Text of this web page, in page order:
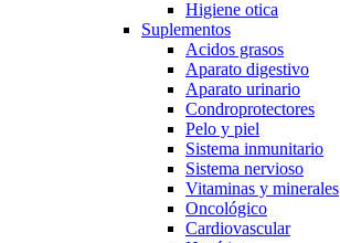
Higiene otica
Suplementos
Acidos grasos
Aparato digestivo
Aparato urinario
Condroprotectores
Pelo y piel
Sistema inmunitario
Sistema nervioso
Vitaminas y minerales
Oncológico
Cardiovascular